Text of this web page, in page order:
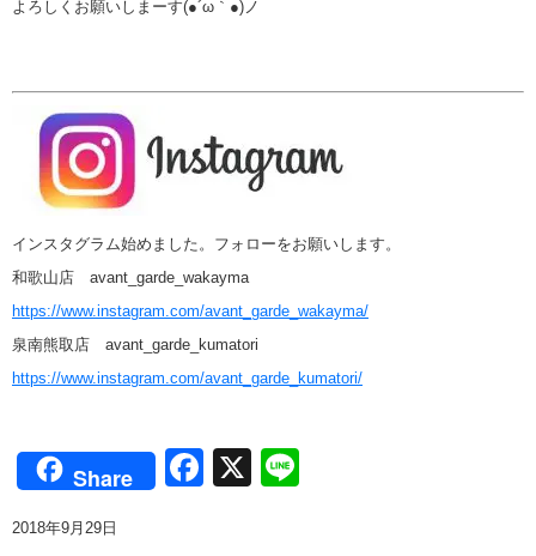
よろしくお願いしまーす(●´ω｀●)ノ
インスタグラム始めました。フォローをお願いします。
和歌山店 avant_garde_wakayma
https://www.instagram.com/avant_garde_wakayma/
泉南熊取店 avant_garde_kumatori
https://www.instagram.com/avant_garde_kumatori/
Share Facebook
X
2018年9月29日